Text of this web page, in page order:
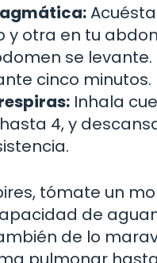
y otra en tu
se
cinco minutos.
Inhala
4, y
tómate un
de
de lo